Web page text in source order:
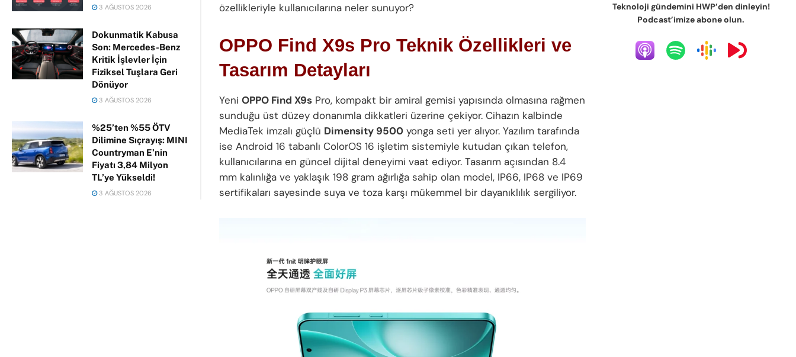
3 AĞUSTOS 2026
Dokunmatik Kabusa
Son: Mercedes-Benz
Kritik İşlevler İçin
Fiziksel Tuşlara Geri
Dönüyor
3 AĞUSTOS 2026
%25’ten %55 ÖTV
Dilimine Sıçrayış: MINI
Countryman E’nin
Fiyatı 3,84 Milyon
TL’ye Yükseldi!
3 AĞUSTOS 2026
özellikleriyle kullanıcılarına neler sunuyor?
OPPO Find X9s Pro Teknik Özellikleri ve
Tasarım Detayları
Yeni OPPO Find X9s Pro, kompakt bir amiral gemisi yapısında olmasına rağmen
sunduğu üst düzey donanımla dikkatleri üzerine çekiyor. Cihazın kalbinde
MediaTek imzalı güçlü Dimensity 9500 yonga seti yer alıyor. Yazılım tarafında
ise Android 16 tabanlı ColorOS 16 işletim sistemiyle kutudan çıkan telefon,
kullanıcılarına en güncel dijital deneyimi vaat ediyor. Tasarım açısından 8.4
mm kalınlığa ve yaklaşık 198 gram ağırlığa sahip olan model, IP66, IP68 ve IP69
sertifikaları sayesinde suya ve toza karşı mükemmel bir dayanıklılık sergiliyor.
Teknoloji gündemini HWP’den dinleyin!
Podcast’imize abone olun.